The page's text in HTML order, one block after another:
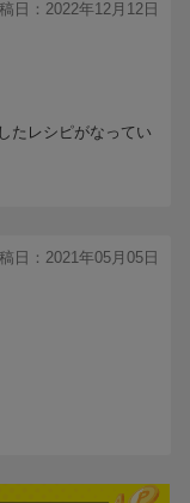
日：2022年12月12日
たレシピがなってい
日：2021年05月05日